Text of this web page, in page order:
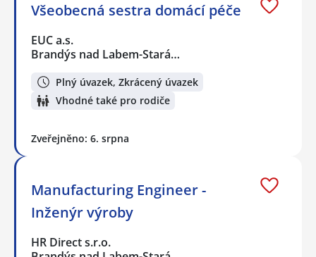
Všeobecná sestra domácí péče
EUC a.s.
Brandýs nad Labem-Stará…
Plný úvazek, Zkrácený úvazek
Vhodné také pro rodiče
Zveřejněno: 6. srpna
Manufacturing Engineer -
Inženýr výroby
HR Direct s.r.o.